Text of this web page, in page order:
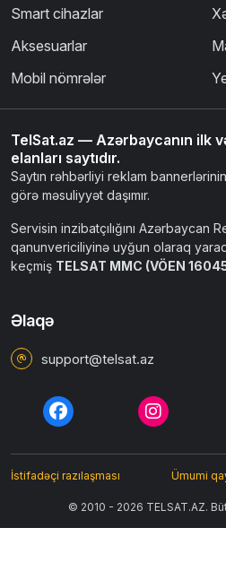
Smart cihazlar
Aksesuarlar
Mobil nömrələr
TelSat.az — Azərbaycanın ilk
elanları saytıdır.
Saytın rəhbərliyi reklam
görə məsuliyyət daşımır.
Servisin inzibatçılığını Azərbaycan
qanunvericiliyinə uyğun olaraq
keçmiş TELSAT MMC (VÖEN
Əlaqə
support@telsat.az
© 2010 - 2026 TELSAT.AZ.
İstifadəçi razılaşması Ümumi